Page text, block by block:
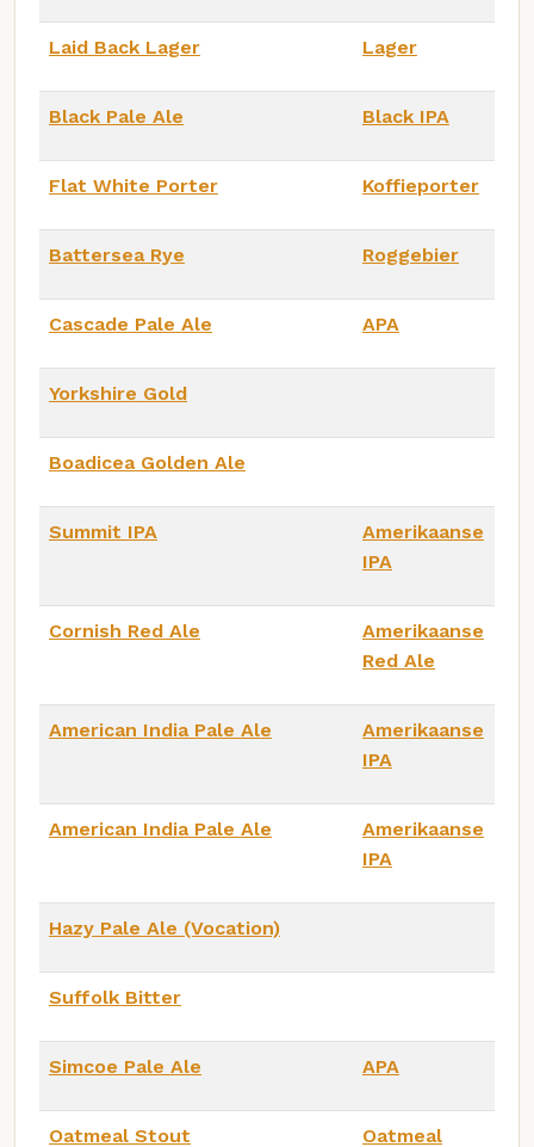
Laid Back Lager Lager
Black Pale Ale Black IPA
Flat White Porter Koffieporter
Battersea Rye Roggebier
Cascade Pale Ale APA
Yorkshire Gold
Boadicea Golden Ale
Summit IPA
Amerikaanse
IPA
Cornish Red Ale
Amerikaanse
Red Ale
American India Pale Ale
Amerikaanse
IPA
American India Pale Ale
Amerikaanse
IPA
Hazy Pale Ale (Vocation)
Suffolk Bitter
Simcoe Pale Ale APA
Oatmeal Stout Oatmeal